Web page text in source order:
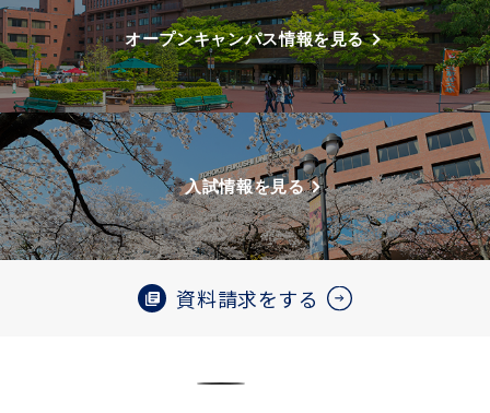
オープンキャンパス情報を見る
入試情報を見る
資料請求をする